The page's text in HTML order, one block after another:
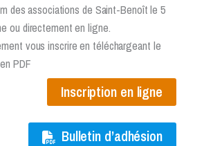
des associations de Saint-Benoît le 5
ou directement en ligne.
vous inscrire en téléchargeant le
PDF
Inscription en ligne
Bulletin d’adhésion